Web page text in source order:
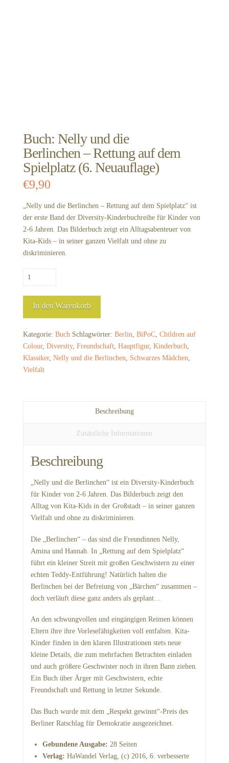
Buch: Nelly und die
Berlinchen – Rettung auf dem
Spielplatz (6. Neuauflage)
€9,90
„Nelly und die Berlinchen – Rettung auf dem Spielplatz“ ist
der erste Band der Diversity-Kinderbuchreihe für Kinder von
2-6 Jahren. Das Bilderbuch zeigt ein Alltagsabenteuer von
Kita-Kids – in seiner ganzen Vielfalt und ohne zu
diskriminieren.
Buch:
und
-
Rettung
auf
dem
In den Warenkorb
Kategorie: Buch Schlagwörter: Berlin BiPoC, Children auf
Colour, Diversity, Freundschaft, Hauptfigur, Kinderbuch
Klassiker, Nelly und die Berlinchen Schwarzes Mädchen
Vielfalt
Beschreibung
Zusätzliche Informationen
Beschreibung
„Nelly und die Berlinchen“ ist ein Diversity-Kinderbuch
für Kinder von 2-6 Jahren. Das Bilderbuch zeigt den
Alltag von Kita-Kids in der Großstadt – in seiner ganzen
Vielfalt und ohne zu diskriminieren.
Die „Berlinchen“ – das sind die Freundinnen Nelly,
Amina und Hannah. In „Rettung auf dem Spielplatz“
führt ein kleiner Streit mit großen Geschwistern zu einer
echten Teddy-Entführung! Natürlich halten die
Berlinchen bei der Befreiung von „Bärchen“ zusammen –
doch verläuft diese ganz anders als geplant…
An den schwungvollen und eingängigen Reimen können
Eltern ihre ihre Vorlesefähigkeiten voll entfalten. Kita-
Kinder finden in den klaren Illustrationen stets neue
kleine Details, die zum mehrfachen Betrachten einladen
und auch größere Geschwister noch in ihren Bann ziehen.
Ein Buch über Ärger mit Geschwistern, echte
Freundschaft und Rettung in letzter Sekunde.
Das Buch wurde mit dem „Respekt gewinnt“-Preis des
Berliner Ratschlag für Demokratie ausgezeichnet.
Gebundene Ausgabe: 28 Seiten
Verlag: HaWandel Verlag, (c) 2016, 6. verbesserte